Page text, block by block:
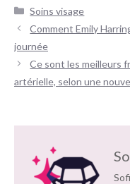
Catégories
Soins visage
Navigation
des
Comment Emily
journée
Ce sont les meilleurs
artérielle, selon une